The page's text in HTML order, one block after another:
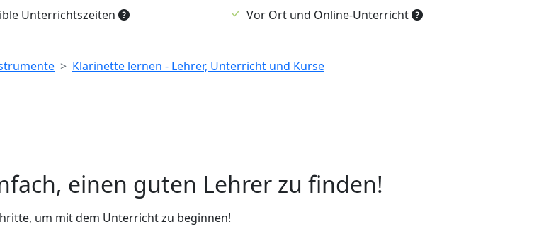
Unterrichtszeiten Vor Ort und Online-Unterricht
Klarinette lernen - Lehrer, Unterricht und Kurse
einen guten Lehrer zu finden!
um mit dem Unterricht zu beginnen!